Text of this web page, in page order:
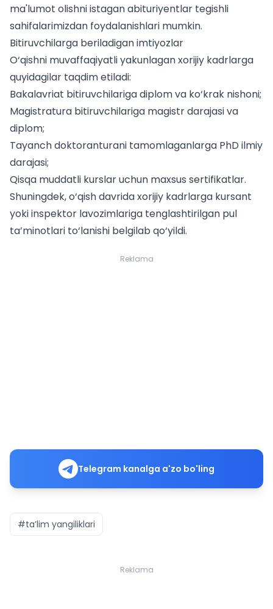
ma'lumot olishni istagan abituriyentlar tegishli
sahifalarimizdan foydalanishlari mumkin.
Bitiruvchilarga beriladigan imtiyozlar
O‘qishni muvaffaqiyatli yakunlagan xorijiy kadrlarga
quyidagilar taqdim etiladi:
Bakalavriat bitiruvchilariga diplom va ko‘krak nishoni;
Magistratura bitiruvchilariga magistr darajasi va
diplom;
Tayanch doktoranturani tamomlaganlarga PhD ilmiy
darajasi;
Qisqa muddatli kurslar uchun maxsus sertifikatlar.
Shuningdek, o‘qish davrida xorijiy kadrlarga kursant
yoki inspektor lavozimlariga tenglashtirilgan pul
ta’minotlari to‘lanishi belgilab qo‘yildi.
Reklama
Telegram kanalga a'zo bo'ling
#ta’lim yangiliklari
Reklama